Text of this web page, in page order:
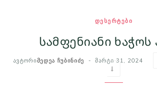
ᲓᲔᲡᲔᲠᲢᲔᲑᲘ
სამფენიანი ხაჭოს
ᲐᲕᲢᲝᲠᲘᲛᲔᲓᲔᲐ ᲩᲣᲑᲘᲜᲘᲫᲔ ᲛᲐᲠᲢᲘ 31, 2024